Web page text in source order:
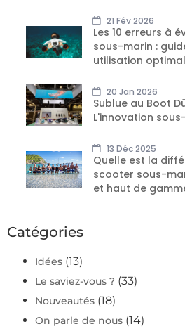
21 Fév 2026
Les 10 erreurs à
sous-marin :
utilisation
20 Jan 2026
Sublue au Boot
L'innovation
13 Déc 2025
Quelle est la
scooter sous-
et haut de
Catégories
Idées (13)
Le saviez-vous ? (33)
Nouveautés (18)
On parle de nous (14)